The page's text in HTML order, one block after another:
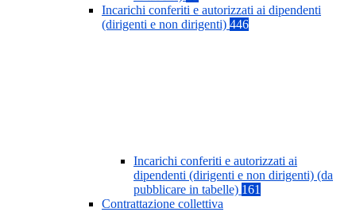
Incarichi conferiti e autorizzati ai dipendenti
(dirigenti e non dirigenti) 446
Incarichi conferiti e autorizzati ai
dipendenti (dirigenti e non dirigenti) (da
pubblicare in tabelle) 161
Contrattazione collettiva